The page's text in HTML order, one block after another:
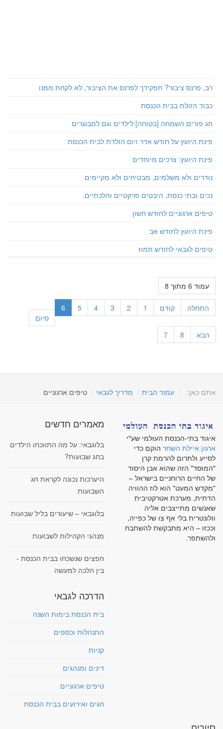
רב, פרנס ציבור? תפקידך לפרנס את הציבור, לא לקחת ממנו
כבוד הזולת בבית הכנסת
חג פורים השמחה [בטוחה] לילדים וגם למבוגרים
פינת היועץ על חודש אדר ויום הולדת לבית הכנסת
פינת היועץ: צרכים מיוחדים
נודרים ולא משלמים, מבטיחים ולא מקיימים
נכים ובתי כנסת, היבטים פרקטיים והלכתיים.
טיפים ארגוניים לחודש חשון
פינת היועץ לחודש אב
טיפים לגבאי לחודש תמוז
עמוד 6 מתוך 8
התחלה קודם 1
2
3
4
5
6
7 8 הבא
סיום
אתם כאן: עמוד הבית מדריך לגבאי טיפים ארגוניים
איגוד בתי-הכנסת העולמי שע"י
ארגון איילת השחר הוקם כדי
לסייע ולתרום להרמת קרן
"המוסד" הזה שהוא אבן היסוד
של החיים הרוחניים בישראל –
"מקדש המעט" הוא לוז ההוויה
הדתית, מערכת אטרקטיבית
שאנשים מתייצבים אליה
וולונטרית בלי אף צו של כפייה,
וככזו – היא מתבקשת להשתבח
ולהשתפר.
מאמרים חדשים
בלוגבאי: על מה התווכחו הילדים
בחג שבועות?
היערכות נכונה לקראת חג
השבועות
בלוגבאי – שיעורים בליל שבועות
מנהגי הקהילות לשבועות
חפצים שנשכחו בבית הכנסת -
בין הלכה למעשה
הדרכה לגבאי
בית הכנסת בימות השנה
התנהלות וכספים
קניות
דינים ומנהגים
טיפים ארגוניים
חגים ואירועים בבית הכנסת